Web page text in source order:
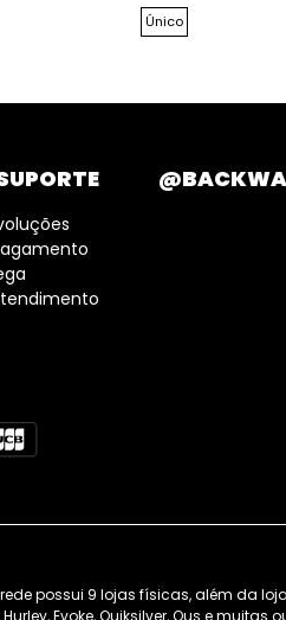
Único
possui 9 lojas físicas, além da
Evoke, Quiksilver, Ous e muitas